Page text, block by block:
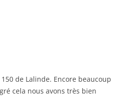
de Lalinde. Encore beaucoup
cela nous avons très bien